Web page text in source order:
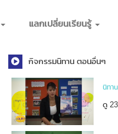
แลกเปลี่ยนเรียนรู้
กิจกรรมนิทาน ตอนอื่นๆ
นิทา
ดู